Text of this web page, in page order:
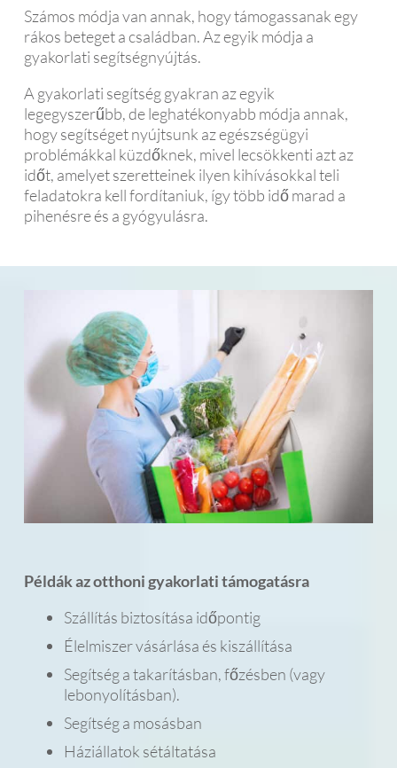
Számos módja van annak, hogy támogassanak egy
rákos beteget a családban. Az egyik módja a
gyakorlati segítségnyújtás.
A gyakorlati segítség gyakran az egyik
legegyszerűbb, de leghatékonyabb módja annak,
hogy segítséget nyújtsunk az egészségügyi
problémákkal küzdőknek, mivel lecsökkenti azt az
időt, amelyet szeretteinek ilyen kihívásokkal teli
feladatokra kell fordítaniuk, így több idő marad a
pihenésre és a gyógyulásra.
Példák az otthoni gyakorlati támogatásra
Szállítás biztosítása időpontig
Élelmiszer vásárlása és kiszállítása
Segítség a takarításban, főzésben (vagy
lebonyolításban).
Segítség a mosásban
Háziállatok sétáltatása